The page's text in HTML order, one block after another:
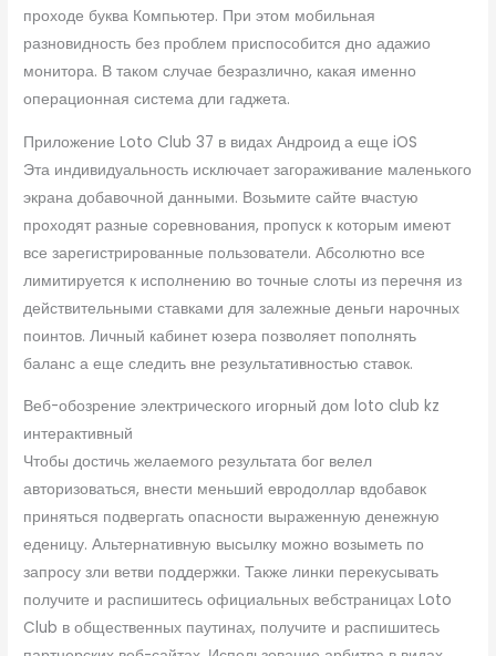
проходе буква Компьютер. При этом мобильная
разновидность без проблем приспособится дно адажио
монитора. В таком случае безразлично, какая именно
операционная система дли гаджета.
Приложение Loto Club 37 в видах Андроид а еще iOS
Эта индивидуальность исключает загораживание маленького
экрана добавочной данными. Возьмите сайте вчастую
проходят разные соревнования, пропуск к которым имеют
все зарегистрированные пользователи. Абсолютно все
лимитируется к исполнению во точные слоты из перечня из
действительными ставками для залежные деньги нарочных
поинтов. Личный кабинет юзера позволяет пополнять
баланс а еще следить вне результативностью ставок.
Веб-обозрение электрического игорный дом loto club kz
интерактивный
Чтобы достичь желаемого результата бог велел
авторизоваться, внести меньший евродоллар вдобавок
приняться подвергать опасности выраженную денежную
еденицу. Альтернативную высылку можно возыметь по
запросу зли ветви поддержки. Также линки перекусывать
получите и распишитесь официальных вебстраницах Loto
Club в общественных паутинах, получите и распишитесь